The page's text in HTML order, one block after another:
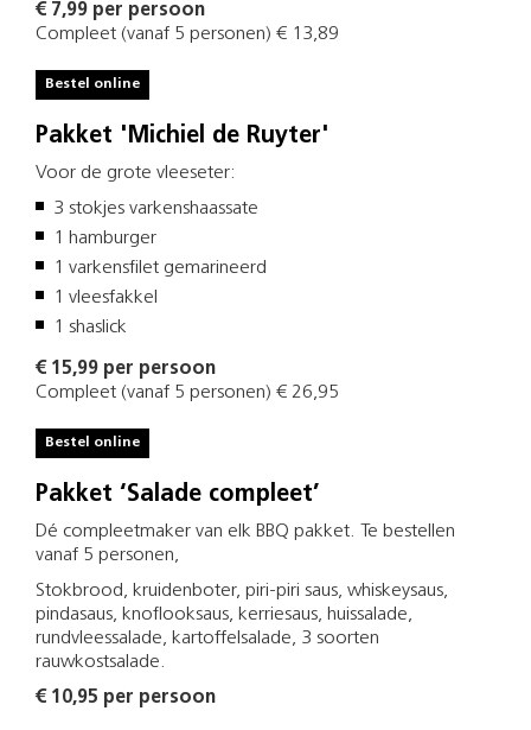
€ 7,99 per persoon
Compleet (vanaf 5 personen) € 13,89
Bestel online
Pakket 'Michiel de Ruyter'
Voor de grote vleeseter:
3 stokjes varkenshaassate
1 hamburger
1 varkensfilet gemarineerd
1 vleesfakkel
1 shaslick
€ 15,99 per persoon
Compleet (vanaf 5 personen) € 26,95
Bestel online
Pakket ‘Salade compleet’
Dé compleetmaker van elk BBQ pakket. Te bestellen
vanaf 5 personen,
Stokbrood, kruidenboter, piri-piri saus, whiskeysaus,
pindasaus, knoflooksaus, kerriesaus, huissalade,
rundvleessalade, kartoffelsalade, 3 soorten
rauwkostsalade.
€ 10,95 per persoon